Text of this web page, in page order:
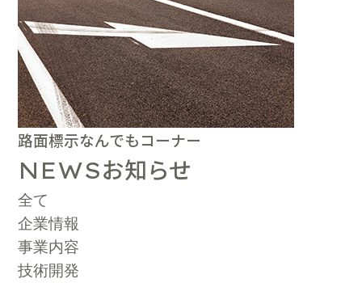
路面標示なんでもコーナー
NEWSお知らせ
全て
企業情報
事業内容
技術開発